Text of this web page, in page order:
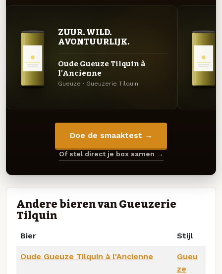
ZUUR. WILD.
AVONTUURLIJK.
Oude Gueuze Tilquin à
l'Ancienne
Gueuze · Gueuzerie Tilquin
Doe de smaaktest →
Of stel direct je box samen →
Andere bieren van Gueuzerie
Tilquin
Bier Stijl
Oude Gueuze Tilquin à l'Ancienne
Gueu
ze